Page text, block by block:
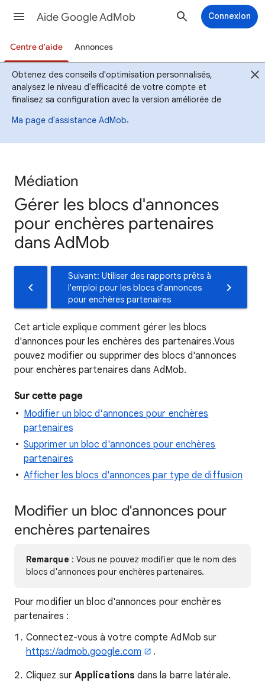
Aide Google AdMob Connexion
Centre d'aide Annonces
Obtenez des conseils d'optimisation personnalisés,
analysez le niveau d'efficacité de votre compte et
finalisez sa configuration avec la version améliorée de
Ma page d'assistance AdMob.
Médiation
Gérer les blocs d'annonces
pour enchères partenaires
dans AdMob
Suivant: Utiliser des rapports prêts à
l'emploi pour les blocs d'annonces
pour enchères partenaires
Cet article explique comment gérer les blocs
d'annonces pour les enchères des partenaires.Vous
pouvez modifier ou supprimer des blocs d'annonces
pour enchères partenaires dans AdMob.
Sur cette page
Modifier un bloc d'annonces pour enchères
partenaires
Supprimer un bloc d'annonces pour enchères
partenaires
Afficher les blocs d'annonces par type de diffusion
Modifier un bloc d'annonces pour
enchères partenaires
Remarque : Vous ne pouvez modifier que le nom des
blocs d'annonces pour enchères partenaires.
Pour modifier un bloc d'annonces pour enchères
partenaires :
Connectez-vous à votre compte AdMob sur
https://admob.google.com
.
Cliquez sur Applications dans la barre latérale.